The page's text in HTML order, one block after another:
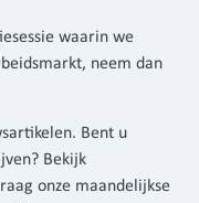
waarin we
neem dan
Bent u
Bekijk
onze maandelijkse